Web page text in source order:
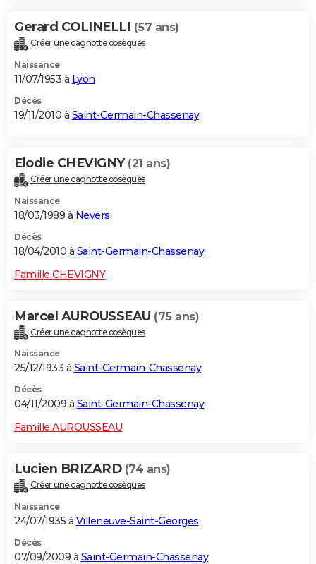
Gerard COLINELLI (57 ans)
Créer une cagnotte obsèques
Naissance
11/07/1953 à Lyon
Décès
19/11/2010 à Saint-Germain-Chassenay
Elodie CHEVIGNY (21 ans)
Créer une cagnotte obsèques
Naissance
18/03/1989 à Nevers
Décès
18/04/2010 à Saint-Germain-Chassenay
Famille CHEVIGNY
Marcel AUROUSSEAU (75 ans)
Créer une cagnotte obsèques
Naissance
25/12/1933 à Saint-Germain-Chassenay
Décès
04/11/2009 à Saint-Germain-Chassenay
Famille AUROUSSEAU
Lucien BRIZARD (74 ans)
Créer une cagnotte obsèques
Naissance
24/07/1935 à Villeneuve-Saint-Georges
Décès
07/09/2009 à Saint-Germain-Chassenay